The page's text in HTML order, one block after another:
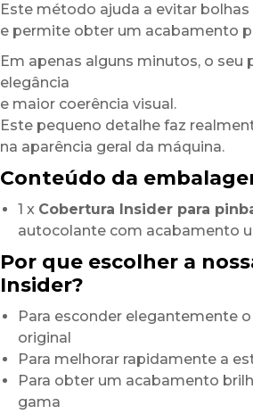
Este método ajuda a evitar bolhas
e permite obter um acabamento
Em apenas alguns minutos, o seu
elegância
e maior coerência visual.
Este pequeno detalhe faz
na aparência geral da máquina.
Conteúdo da
1 x Cobertura Insider para
autocolante com acabamento
Por que escolher a
Insider?
Para esconder elegantemente
original
Para melhorar rapidamente a
Para obter um acabamento
gama